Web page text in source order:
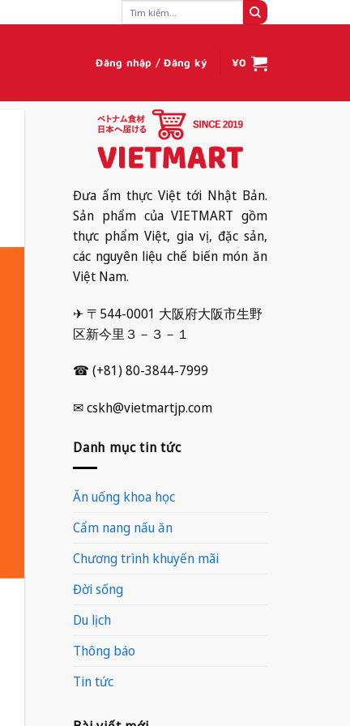
kiếm:
Đăng nhập / Đăng ký ¥0
Đưa ẩm thực Việt tới Nhật Bản.
Sản phẩm của VIETMART gồm
thực phẩm Việt, gia vị, đặc sản,
các nguyên liệu chế biến món ăn
Việt Nam.
✈ 〒544-0001 大阪府大阪市生野
区新今里３－３－１
☎ (+81) 80-3844-7999
✉ cskh@vietmartjp.com
Danh mục tin tức
Ăn uống khoa học
Cẩm nang nấu ăn
Chương trình khuyến mãi
Đời sống
Du lịch
Thông báo
Tin tức